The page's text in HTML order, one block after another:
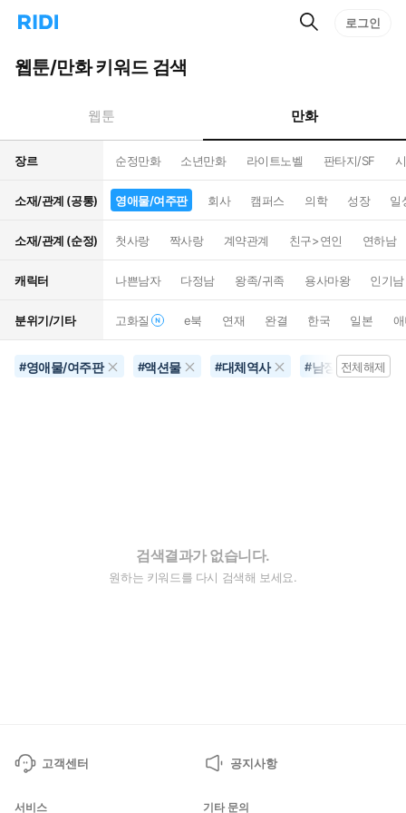
리
홈
으
턴
트
검
로그인
웹툰/만화 키워드 검색
웹툰 만화
장르 순정만화 소년만화 라이트노벨 판타지/SF
소재/관계 (공통) 영애물/여주판 회사 캠퍼스 의학 성장 일
소재/관계 (순정) 첫사랑 짝사랑 계약관계 친구>연인 연하남
캐릭터 나쁜남자 다정남 왕족/귀족 용사마왕 인기남
분위기/기타 고화질 e북 연재 완결 한국 일본
#영애물/여주판 #액션물 #대체역사 #남장여자전체해제
검색결과가 없습니다.
원하는 키워드를 다시 검색해 보세요.
고객센터 공지사항
서비스 기타 문의